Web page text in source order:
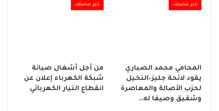
غير مصنف
المحامي محمد الصباري
يقود لائحة جليز–النخيل
لحزب الأصالة والمعاصرة
وشقيق وصيفا له…
غير مصنف
من أجل أشغال صيانة
شبكة الكهرباء إعلان عن
انقطاع التيار الكهربائي